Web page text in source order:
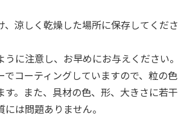
、涼しく乾燥した場所に保存してくださ
に注意し、お早めにお与えください。
でコーティングしていますので、粒の色
。また、具材の色、形、大きさに若干
は問題ありません。